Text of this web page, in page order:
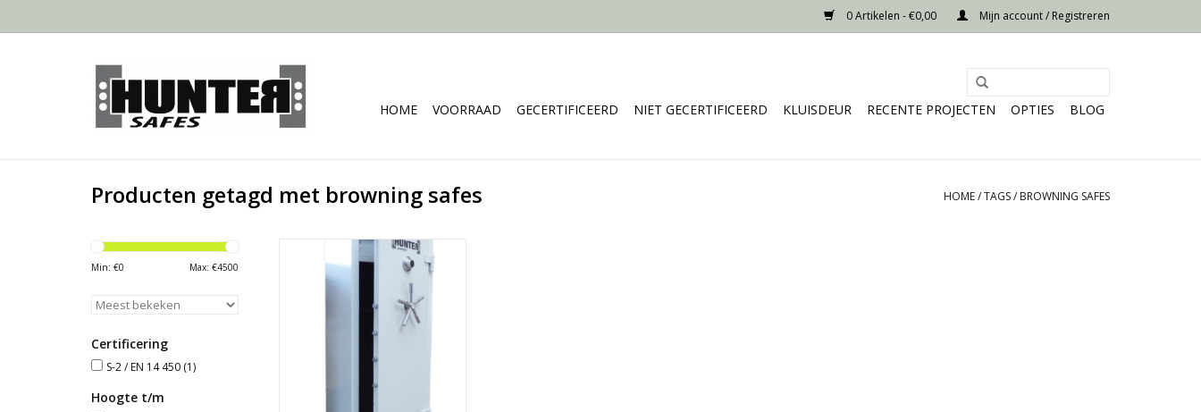
0 Artikelen - €0,00 Mijn account / Registreren
HOME VOORRAAD GECERTIFICEERD NIET GECERTIFICEERD KLUISDEUR RECENTE PROJECTEN OPTIES BLOG
Producten getagd met browning safes HOME/TAGS/ BROWNING SAFES
Min: €0 Max: €4500
Certificering
S-2 / EN 14 450 (1)
Hoogte t/m
- Buitenafmeting: 150×80×40 cm
- Klasse S-2 / EN14450
- Gratis keuze uit: 5 verschillende
indelingen
- Gratis keuze uit 3 verschillende
sloten
- Gratis keuze uit diverse kleuren
TOEVOEGEN AAN WINKELWAGEN